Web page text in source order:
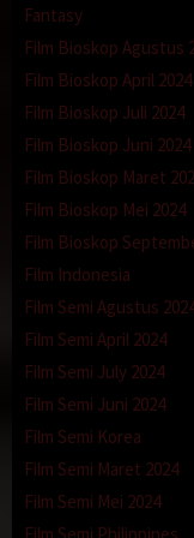
melihat tubuhnya
besar basah oleh
menyembunyikan itil
kevaginanya dan
Sambil memaju
kedua pinggang mba
“oouuchhh
katanya.
Lumayan lama dengan
udah mau keluar lagi
Aku menurutinya
berjongkok diatas
masuk semua
Fantasy
Film Bioskop Agustus
Film Bioskop April 2024
Film Bioskop Juli 2024
Film Bioskop Juni 2024
Film Bioskop Maret
Film Bioskop Mei 2024
Film Bioskop
Film Indonesia
Film Semi Agustus
Film Semi April 2024
Film Semi July 2024
Film Semi Juni 2024
Film Semi Korea
Film Semi Maret 2024
Film Semi Mei 2024